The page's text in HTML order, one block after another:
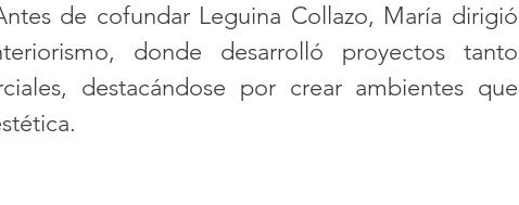
de cofundar Leguina Collazo, María dirigió
donde desarrolló proyectos tanto
destacándose por crear ambientes que